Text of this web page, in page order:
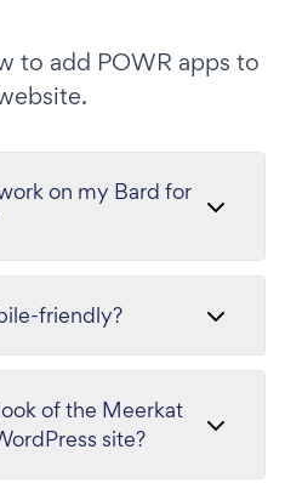
to add POWR apps to
on my Bard for
friendly?
of the Meerkat
site?